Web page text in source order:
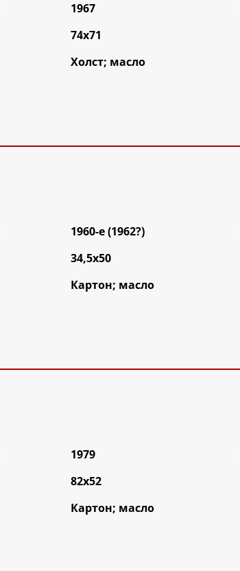
1967
74х71
Холст; масло
1960-е (1962?)
34,5х50
Картон; масло
1979
82х52
Картон; масло